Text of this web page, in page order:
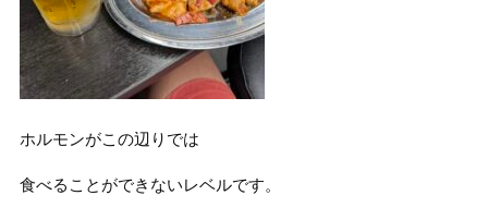
ホルモンがこの辺りでは
食べることができないレベルです。